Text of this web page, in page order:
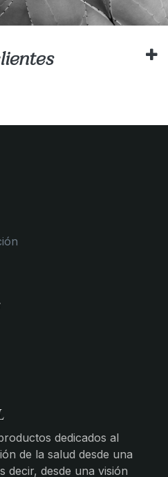
dedicados al
de la salud desde una
decir, desde una visión